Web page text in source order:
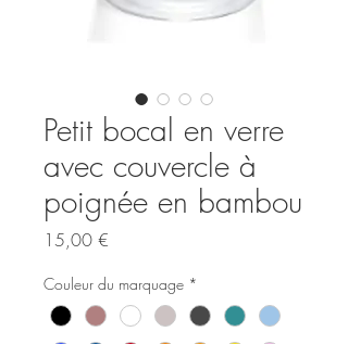
Petit bocal en verre
avec couvercle à
poignée en bambou
15,00 €
Couleur du marquage *